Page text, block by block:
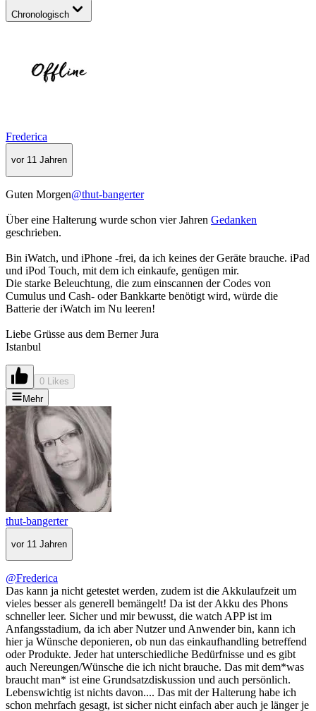
Chronologisch
Frederica
vor 11 Jahren
Guten Morgen@thut-bangerter
Über eine Halterung wurde schon vier Jahren Gedanken
geschrieben.
Bin iWatch, und iPhone -frei, da ich keines der Geräte brauche. iPad
und iPod Touch, mit dem ich einkaufe, genügen mir.
Die starke Beleuchtung, die zum einscannen der Codes von
Cumulus und Cash- oder Bankkarte benötigt wird, würde die
Batterie der iWatch im Nu leeren!
Liebe Grüsse aus dem Berner Jura
Istanbul
0 Likes
Mehr
thut-bangerter
vor 11 Jahren
@Frederica
Das kann ja nicht getestet werden, zudem ist die Akkulaufzeit um
vieles besser als generell bemängelt! Da ist der Akku des Phons
schneller leer. Sicher und mir bewusst, die watch APP ist im
Anfangsstadium, da ich aber Nutzer und Anwender bin, kann ich
hier ja Wünsche deponieren, ob nun das einkaufhandling betreffend
oder Produkte. Jeder hat unterschiedliche Bedürfnisse und es gibt
auch Nereungen/Wünsche die ich nicht brauche. Das mit dem*was
braucht man* ist eine Grundsatzdiskussion und auch persönlich.
Lebenswichtig ist nichts davon.... Das mit der Halterung habe ich
schon mehrfach gesagt, ist sicher nicht einfach aber auch je länger je